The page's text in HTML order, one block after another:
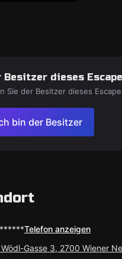
Besitzer dieses
Sie der Besitzer dieses
bin der Besitzer
Telefon anzeigen
Gasse 3, 2700 Wiener